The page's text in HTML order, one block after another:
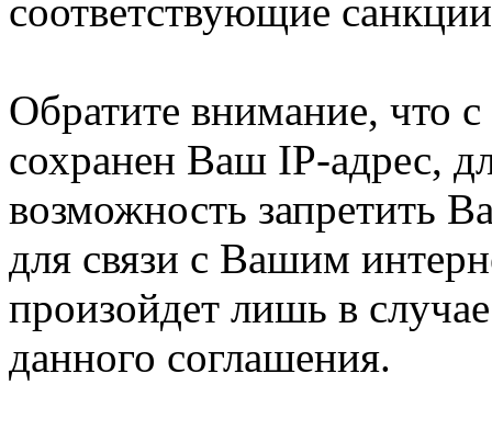
соответствующие
Обратите внимание, что
сохранен Ваш IP-адрес,
возможность запретить
для связи с Вашим
произойдет лишь в
данного соглашения.